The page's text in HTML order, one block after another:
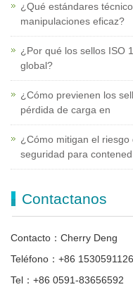
¿Qué estándares
manipulaciones eficaz?
¿Por qué los sellos ISO
global?
¿Cómo previenen los
pérdida de carga en
¿Cómo mitigan el
seguridad para contened
Contactanos
Contacto：Cherry Deng
Teléfono：+86
Tel：+86 0591-83656592